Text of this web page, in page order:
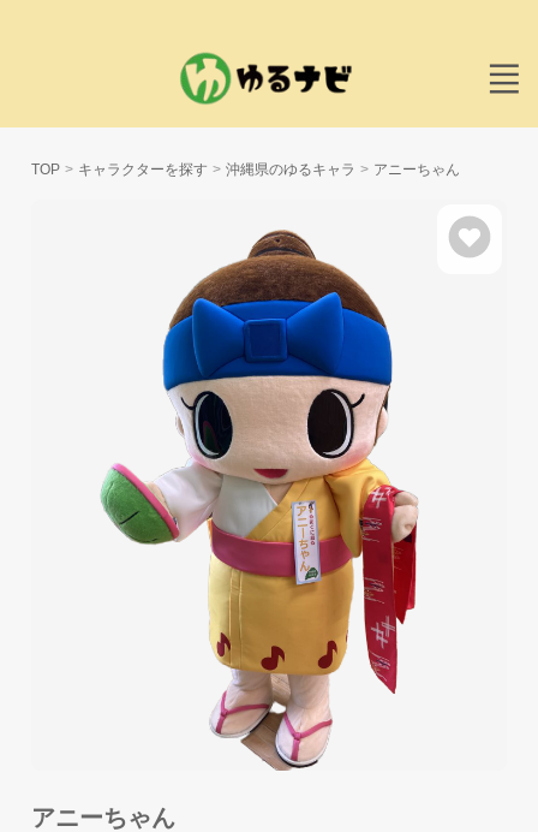
TOP キャラクターを探す 沖縄県のゆるキャラ アニーちゃん
アニーちゃん